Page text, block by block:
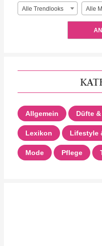
Alle Trendlooks Alle
Allgemein Düfte
Lexikon Lifestyle
Mode Pflege